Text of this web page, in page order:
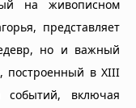
на живописном
представляет
но и важный
построенный в XIII
событий, включая